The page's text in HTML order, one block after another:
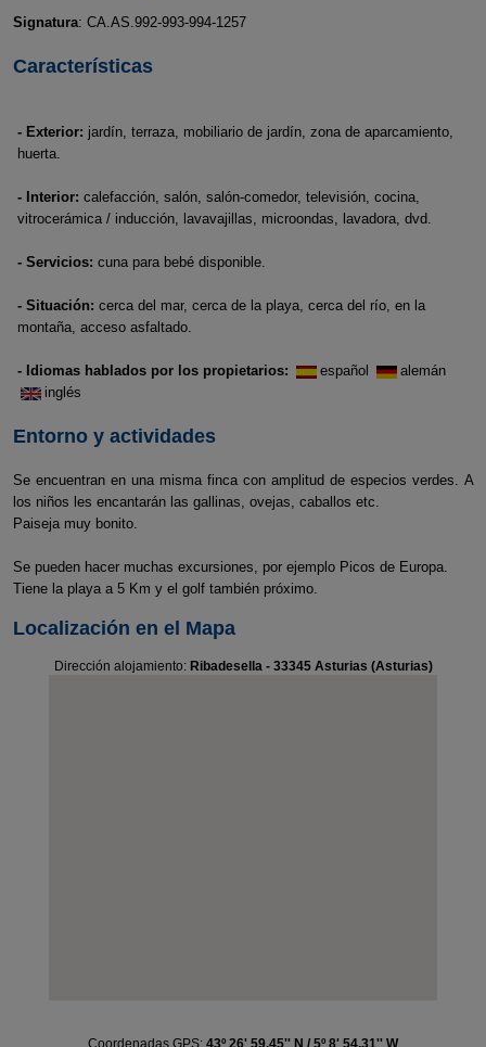
Signatura: CA.AS.992-993-994-1257
Características
- Exterior: jardín, terraza, mobiliario de jardín, zona de aparcamiento,
huerta.
- Interior: calefacción, salón, salón-comedor, televisión, cocina,
vitrocerámica / inducción, lavavajillas, microondas, lavadora, dvd.
- Servicios: cuna para bebé disponible.
- Situación: cerca del mar, cerca de la playa, cerca del río, en la
montaña, acceso asfaltado.
- Idiomas hablados por los propietarios: español
alemán
inglés
Entorno y actividades
Se encuentran en una misma finca con amplitud de especios verdes. A
los niños les encantarán las gallinas, ovejas, caballos etc.
Paiseja muy bonito.
Se pueden hacer muchas excursiones, por ejemplo Picos de Europa.
Tiene la playa a 5 Km y el golf también próximo.
Localización en el Mapa
Dirección alojamiento: Ribadesella - 33345 Asturias (Asturias)
Coordenadas GPS: 43º 26' 59.45'' N / 5º 8' 54.31'' W